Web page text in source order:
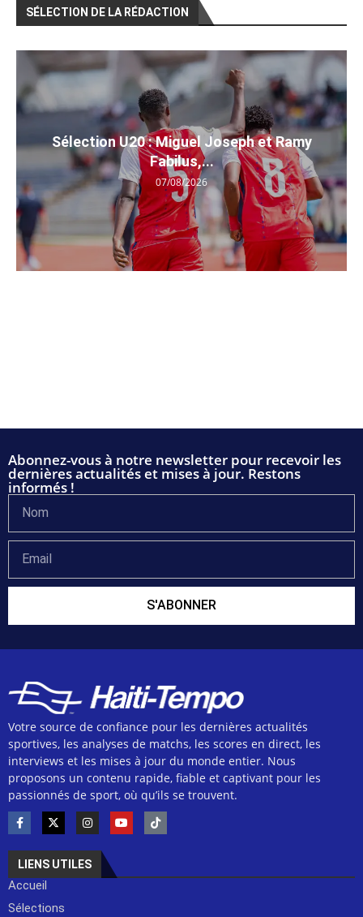
SÉLECTION DE LA RÉDACTION
Sélection U20 : Miguel Joseph et Ramy
Fabilus,...
07/08/2026
Abonnez-vous à notre newsletter pour recevoir les
dernières actualités et mises à jour. Restons
informés !
S'ABONNER
Votre source de confiance pour les dernières actualités
sportives, les analyses de matchs, les scores en direct, les
interviews et les mises à jour du monde entier. Nous
proposons un contenu rapide, fiable et captivant pour les
passionnés de sport, où qu’ils se trouvent.
LIENS UTILES
Accueil
Sélections